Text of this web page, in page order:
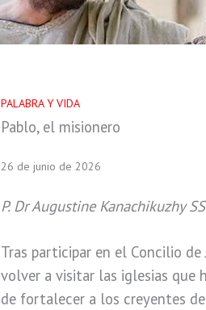
PALABRA Y VIDA
Pablo, el misionero
26 de junio de 2026
P. Dr Augustine Kanachikuzhy
Tras participar en el Concilio
volver a visitar las iglesias que
de fortalecer a los creyentes